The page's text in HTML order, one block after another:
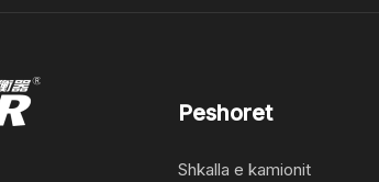
Peshoret
Shkalla e kamionit